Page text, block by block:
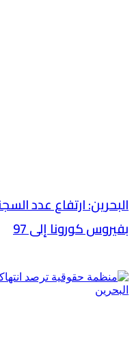
البحرين: ارتفاع عدد
بفيروس كورونا إلى 97